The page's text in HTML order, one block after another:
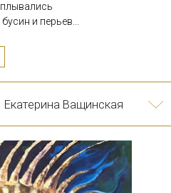
и перьев...